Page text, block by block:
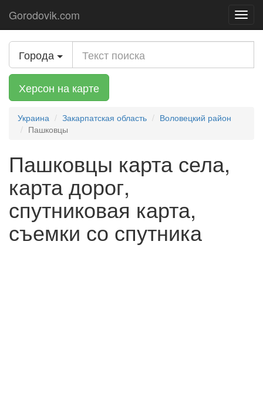
Gorodovik.com
Города
Херсон на карте
Украина Закарпатская область
Воловецкий район
Пашковцы
Пашковцы карта села,
карта дорог,
спутниковая карта,
съемки со спутника